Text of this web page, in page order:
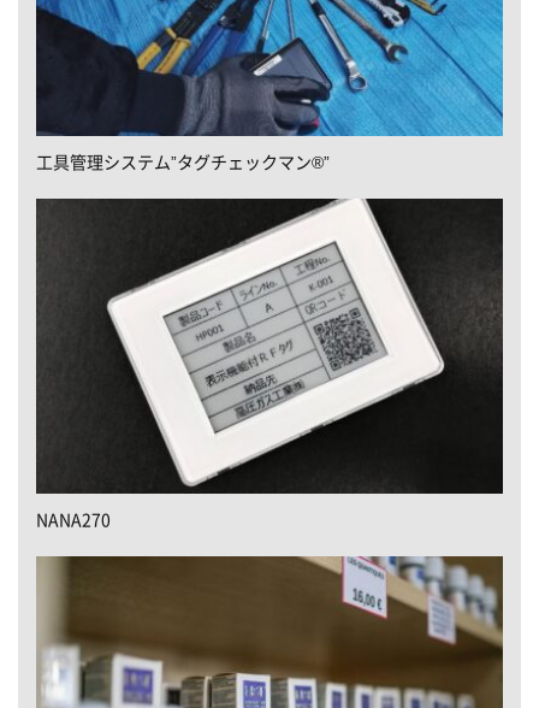
工具管理システム”タグチェックマン®”
NANA270